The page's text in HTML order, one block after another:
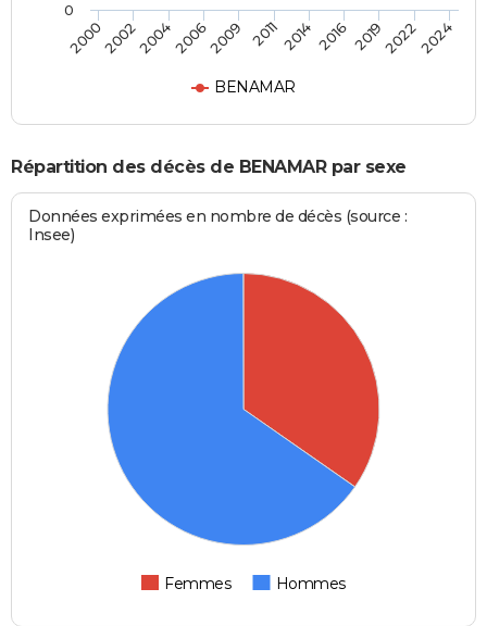
BENAMAR
20002002200420062009 20112014 2016 201920222024
0
Répartition des décès de BENAMAR par sexe
Données exprimées en nombre de décès (source :
Insee)
Femmes Hommes